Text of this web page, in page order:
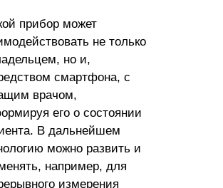
прибор может
не только
но и,
смартфона, с
врачом,
его о состоянии
В дальнейшем
можно развить и
например, для
измерения